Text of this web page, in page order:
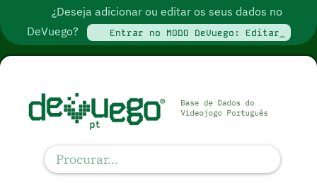
¿Deseja adicionar ou editar os seus dados no
DeVuego?
Entrar no MODO DeVuego: Editar_